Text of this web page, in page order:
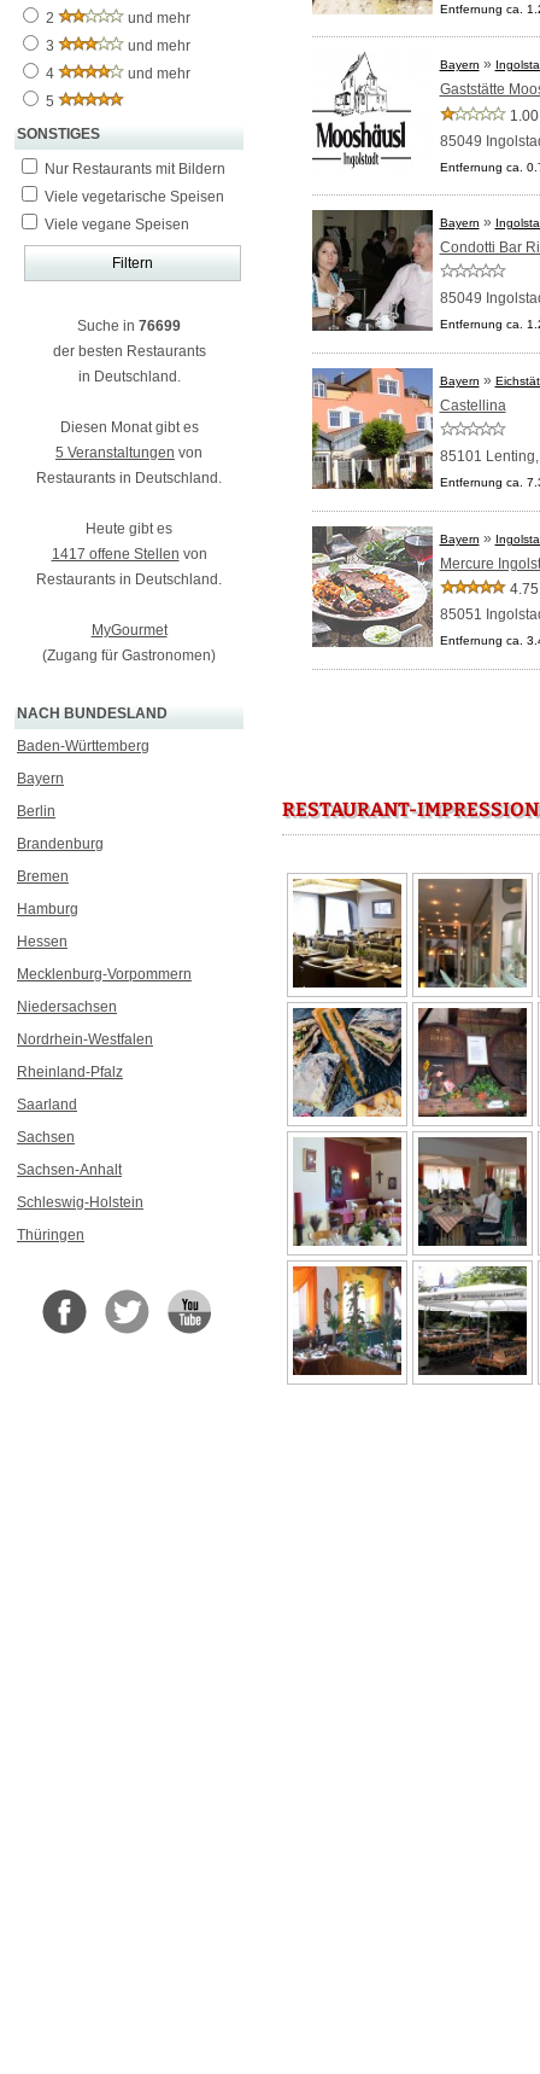
2
und mehr
3
und mehr
4
und mehr
5
SONSTIGES
Nur Restaurants mit Bildern
Viele vegetarische Speisen
Viele vegane Speisen
Suche in 76699
der besten Restaurants
in Deutschland.
Diesen Monat gibt es
5 Veranstaltungen von
Restaurants in Deutschland.
Heute gibt es
1417 offene Stellen von
Restaurants in Deutschland.
MyGourmet
(Zugang für Gastronomen)
NACH BUNDESLAND
Baden-Württemberg
Bayern
Berlin
Brandenburg
Bremen
Hamburg
Hessen
Mecklenburg-Vorpommern
Niedersachsen
Nordrhein-Westfalen
Rheinland-Pfalz
Saarland
Sachsen
Sachsen-Anhalt
Schleswig-Holstein
Thüringen
Entfernung ca.
Bayern »
Gaststätte
85049
Entfernung ca.
Bayern »
Condotti Bar
85049
Entfernung ca.
Bayern »
Castellina
85101
Entfernung ca.
Bayern »
Mercure
85051
Entfernung ca.
RESTAURANT-